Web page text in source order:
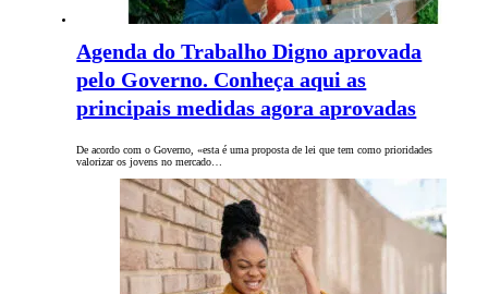
Agenda do Trabalho Digno aprovada
pelo Governo. Conheça aqui as
principais medidas agora aprovadas
De acordo com o Governo, «esta é uma proposta de lei que tem como prioridades
valorizar os jovens no mercado…